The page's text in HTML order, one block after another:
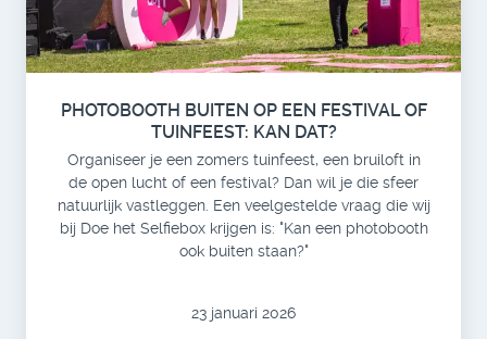
PHOTOBOOTH BUITEN OP EEN FESTIVAL OF
TUINFEEST: KAN DAT?
Organiseer je een zomers tuinfeest, een bruiloft in
de open lucht of een festival? Dan wil je die sfeer
natuurlijk vastleggen. Een veelgestelde vraag die wij
bij Doe het Selfiebox krijgen is: "Kan een photobooth
ook buiten staan?"
23 januari 2026